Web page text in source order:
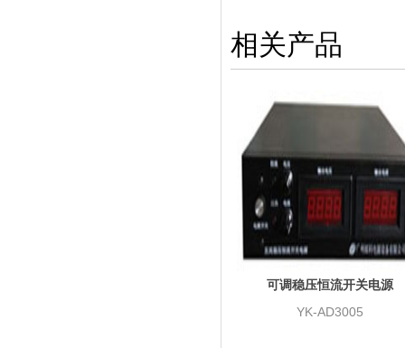
相关产品
可调稳压恒流开关电源
YK-AD3005